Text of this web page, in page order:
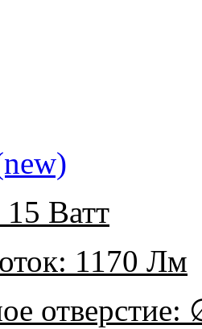
15 Ватт
1170 Лм
отверстие: